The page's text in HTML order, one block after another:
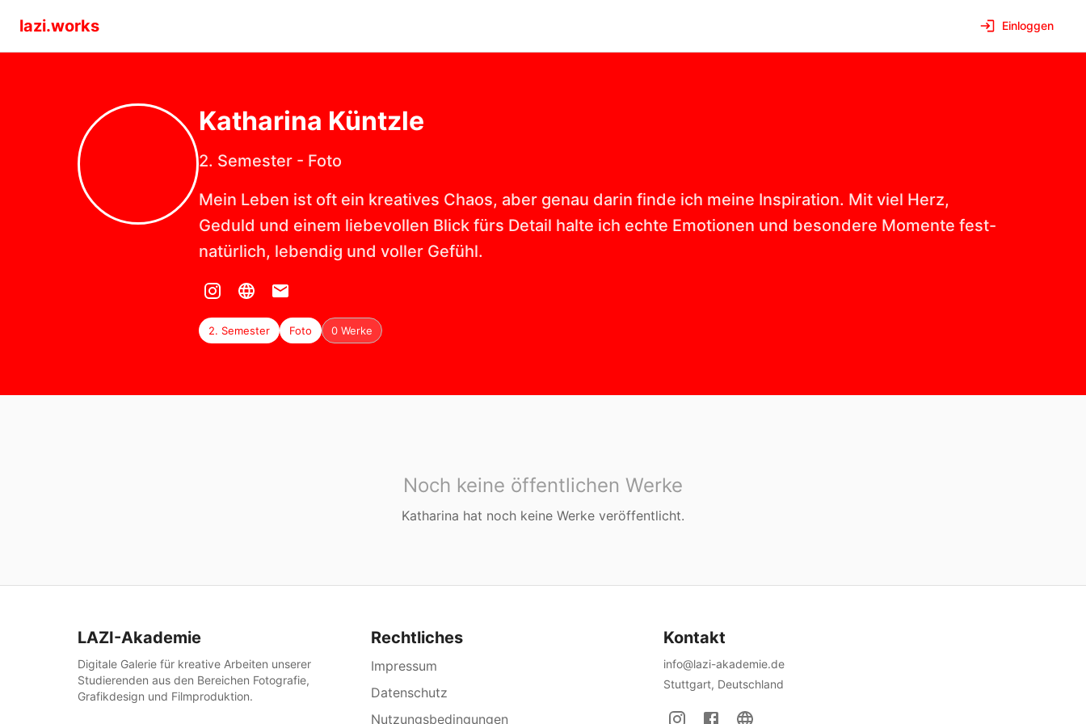
lazi.works Einloggen
Katharina Küntzle
2. Semester - Foto
Mein Leben ist oft ein kreatives Chaos, aber genau darin finde ich meine Inspiration. Mit viel Herz,
Geduld und einem liebevollen Blick fürs Detail halte ich echte Emotionen und besondere Momente fest-
natürlich, lebendig und voller Gefühl.
2. Semester Foto 0 Werke
Noch keine öffentlichen Werke
Katharina hat noch keine Werke veröffentlicht.
LAZI-Akademie
Digitale Galerie für kreative Arbeiten unserer
Studierenden aus den Bereichen Fotografie,
Grafikdesign und Filmproduktion.
Rechtliches
Impressum
Datenschutz
Nutzungsbedingungen
Kontakt
info@lazi-akademie.de
Stuttgart, Deutschland